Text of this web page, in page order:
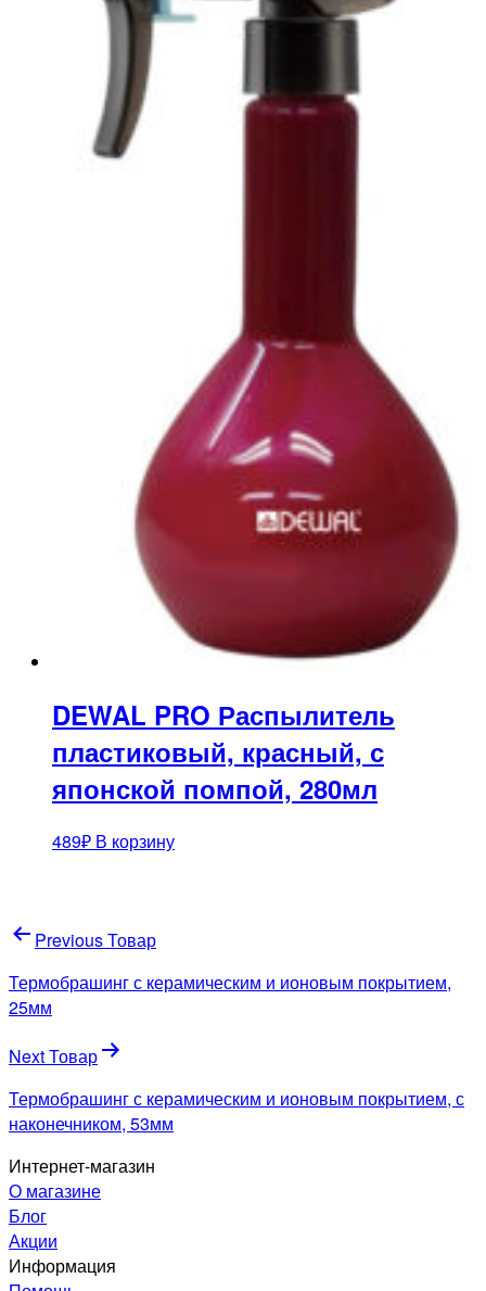
DEWAL PRO Распылитель
пластиковый, красный, с
японской помпой, 280мл
489₽ В корзину
Навигация
по
записям
Previous Товар
Термобрашинг с керамическим и ионовым покрытием,
25мм
Next Товар
Термобрашинг с керамическим и ионовым покрытием, с
наконечником, 53мм
Интернет-магазин
О магазине
Блог
Акции
Информация